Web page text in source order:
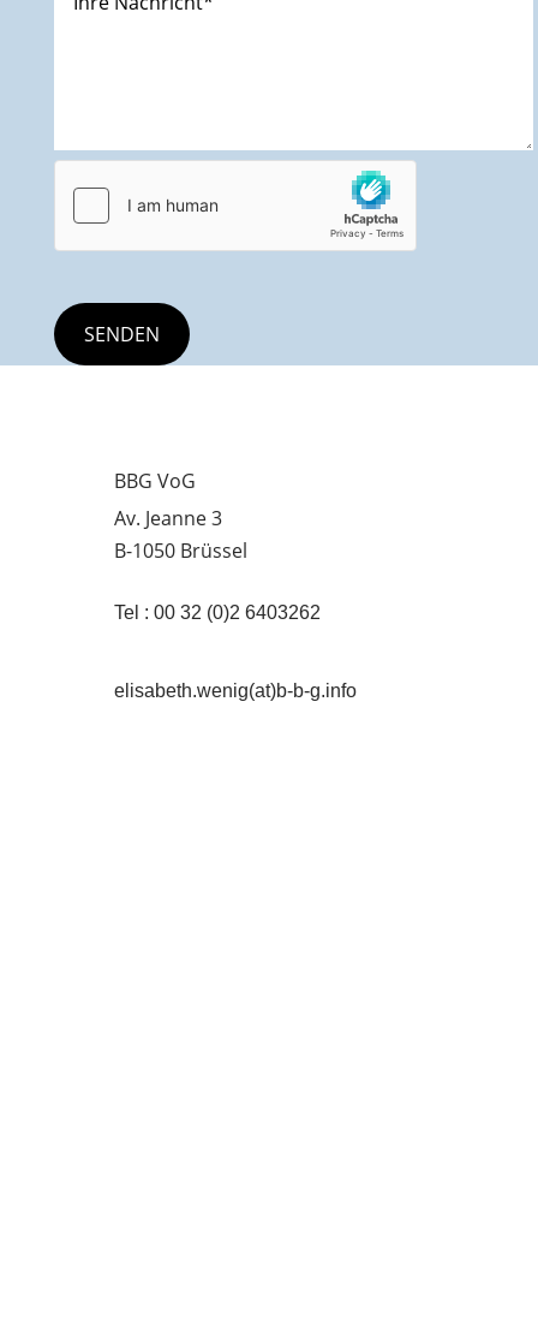
BBG VoG
Av. Jeanne 3
B-1050 Brüssel
Tel : 00 32 (0)2 6403262
elisabeth.wenig(at)b-b-g.info